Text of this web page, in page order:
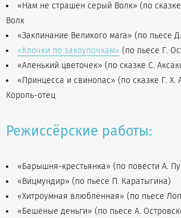
«Нам не страшен серый Волк» (по
Волк
«Заклинание Великого мага» (по пьесе
«Клочки по закоулочкам» (по пьесе Г.
«Аленький цветочек» (по сказке С.
«Принцесса и свинопас» (по сказке Г.
Король-отец
Режиссёрские работы:
«Барышня-крестьянка» (по повести А.
«Вицмундир» (по пьесе П. Каратыгина)
«Хитроумная влюблённая» (по пьесе
«Бешеные деньги» (по пьесе А.